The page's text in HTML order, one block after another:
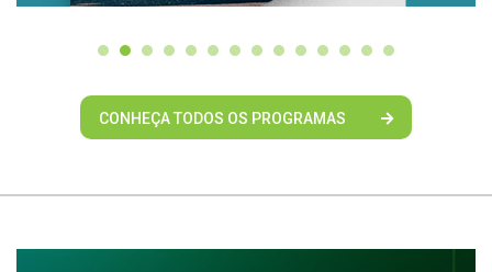
CONHEÇA TODOS OS PROGRAMAS